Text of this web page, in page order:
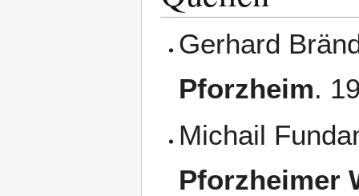
Gerhard
Pforzheim.
Michail
Pforzheimer